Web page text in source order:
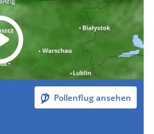
Pollenflug ansehen